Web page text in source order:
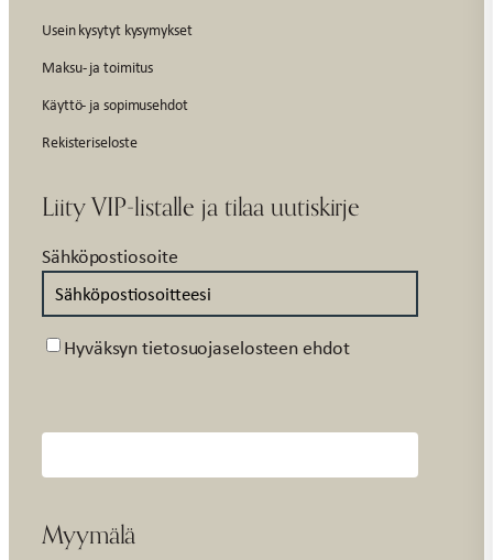
Usein kysytyt kysymykset
Maksu- ja toimitus
Käyttö- ja sopimusehdot
Rekisteriseloste
Liity VIP-listalle ja tilaa uutiskirje
Sähköpostiosoite
Suostumus
Hyväksyn tietosuojaselosteen ehdot
Myymälä